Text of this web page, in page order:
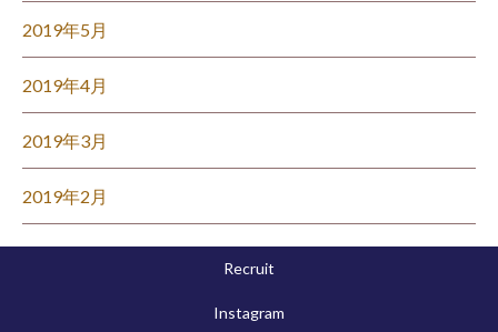
2019年5月
2019年4月
2019年3月
2019年2月
Recruit
Instagram